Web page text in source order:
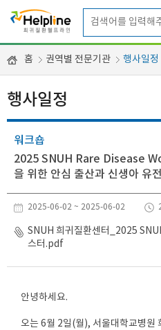
홈 권역별 전문기관 행사일정
행사일정
워크숍
2025 SNUH Rare Disease
을 위한 안심 출산과 신생아 유
SNUH 희귀질환센터_2025
스터.pdf
2025-06-02 ~ 2025-06-02
안녕하세요.
오는 6월 2일(월), 서울대학교병원